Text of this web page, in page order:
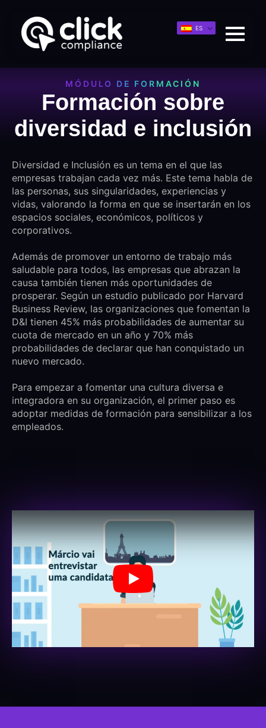
ES
MÓDULO DE FORMACIÓN
Formación sobre
diversidad e inclusión
Diversidad e Inclusión es un tema en el que las
empresas trabajan cada vez más. Este tema habla de
las personas, sus singularidades, experiencias y
vidas, valorando la forma en que se insertarán en los
espacios sociales, económicos, políticos y
corporativos.
Además de promover un entorno de trabajo más
saludable para todos, las empresas que abrazan la
causa también tienen más oportunidades de
prosperar. Según un estudio publicado por Harvard
Business Review, las organizaciones que fomentan la
D&I tienen 45% más probabilidades de aumentar su
cuota de mercado en un año y 70% más
probabilidades de declarar que han conquistado un
nuevo mercado.
Para empezar a fomentar una cultura diversa e
integradora en su organización, el primer paso es
adoptar medidas de formación para sensibilizar a los
empleados.
Jugar